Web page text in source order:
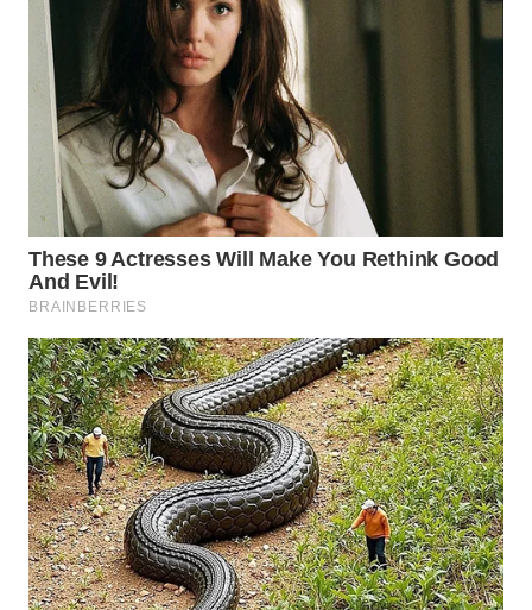
WN
INDRAMAYU
WN
KUNINGAN
WN
MAJALENGKA
WN
SUBANG
WN
SUKABUMI
WN
PURWAKARTA
WN
PRIANGAN
TIMUR